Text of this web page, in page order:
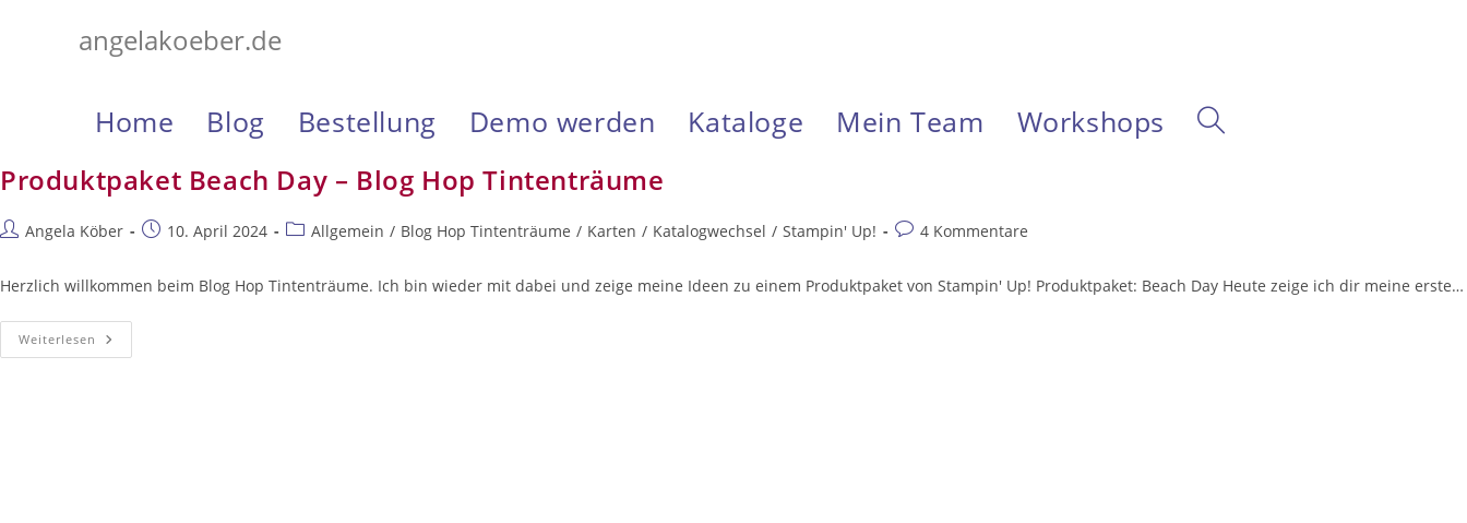
angelakoeber.de
Home Blog Bestellung Demo werden Kataloge Mein Team Workshops Website-
umschalten
Produktpaket Beach Day – Blog Hop Tintenträume
Beitrags-
Angela Köber
Beitrag10. April 2024
Beitrags-
Allgemein / Blog Hop Tintenträume / Karten / Katalogwechsel / Stampin' Up!
Beitrags-
4 Kommentare
Herzlich willkommen beim Blog Hop Tintenträume. Ich bin wieder mit dabei und zeige meine Ideen zu einem Produktpaket von Stampin' Up! Produktpaket: Beach Day Heute zeige ich dir meine erste…
Weiterlesen Produktpaket
Beach